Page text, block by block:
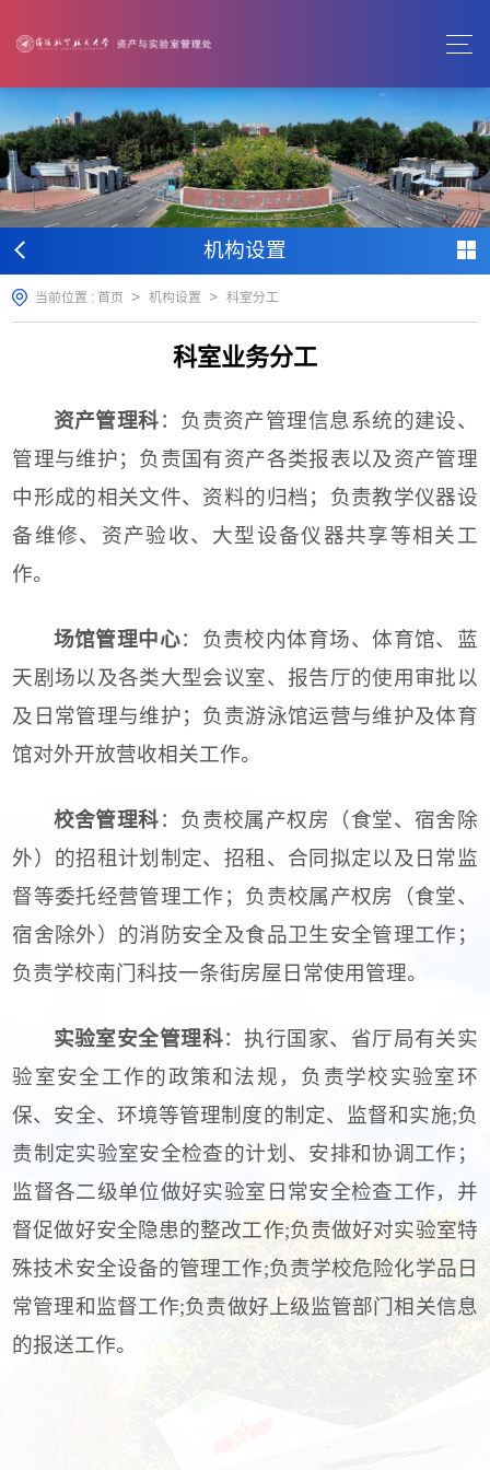
机构设置
当前位置 : 首页 > 机构设置 > 科室分工
科室业务分工
资产管理科：负责资产管理信息系统的建设、
管理与维护；负责国有资产各类报表以及资产管理
中形成的相关文件、资料的归档；负责教学仪器设
备维修、资产验收、大型设备仪器共享等相关工
作。
场馆管理中心：负责校内体育场、体育馆、蓝
天剧场以及各类大型会议室、报告厅的使用审批以
及日常管理与维护；负责游泳馆运营与维护及体育
馆对外开放营收相关工作。
校舍管理科：负责校属产权房（食堂、宿舍除
外）的招租计划制定、招租、合同拟定以及日常监
督等委托经营管理工作；负责校属产权房（食堂、
宿舍除外）的消防安全及食品卫生安全管理工作；
负责学校南门科技一条街房屋日常使用管理。
实验室安全管理科：执行国家、省厅局有关实
验室安全工作的政策和法规，负责学校实验室环
保、安全、环境等管理制度的制定、监督和实施;负
责制定实验室安全检查的计划、安排和协调工作；
监督各二级单位做好实验室日常安全检查工作，并
督促做好安全隐患的整改工作;负责做好对实验室特
殊技术安全设备的管理工作;负责学校危险化学品日
常管理和监督工作;负责做好上级监管部门相关信息
的报送工作。